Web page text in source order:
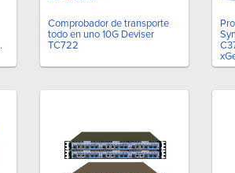
Comprobador de transporte
todo en uno 10G Deviser
TC722